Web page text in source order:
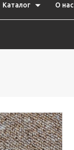
Каталог О нас